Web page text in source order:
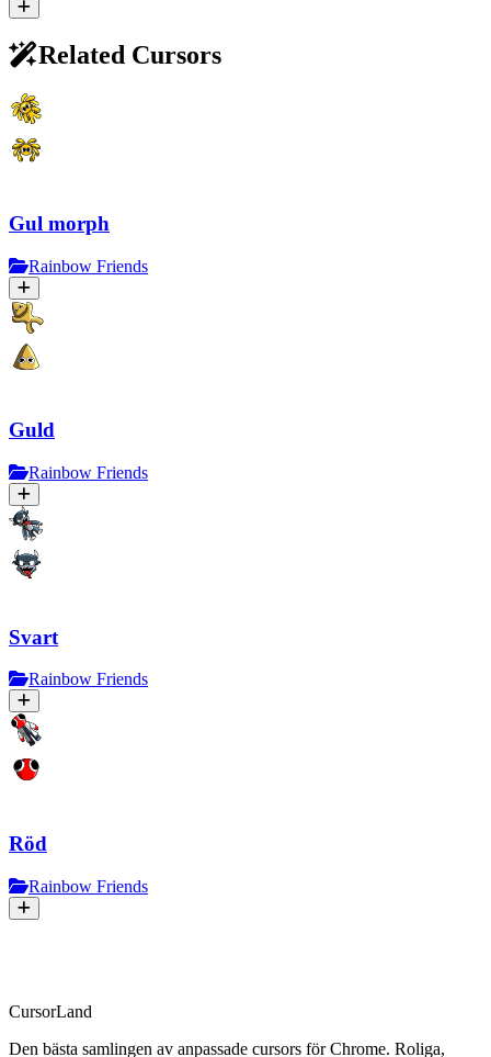
Related Cursors
Gul morph
Rainbow Friends
Guld
Rainbow Friends
Svart
Rainbow Friends
Röd
Rainbow Friends
CursorLand
Den bästa samlingen av anpassade cursors för Chrome. Roliga,